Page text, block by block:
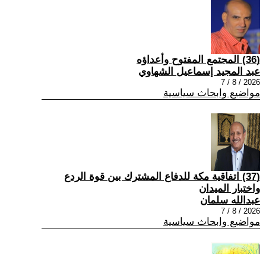
(36) المجتمع المفتوح وأعداؤه
عبد المجيد إسماعيل الشهاوي
2026 / 8 / 7
مواضيع وابحاث سياسية
(37) اتفاقية مكة للدفاع المشترك بين قوة الردع
واختبار الميدان
عبدالله سلمان
2026 / 8 / 7
مواضيع وابحاث سياسية